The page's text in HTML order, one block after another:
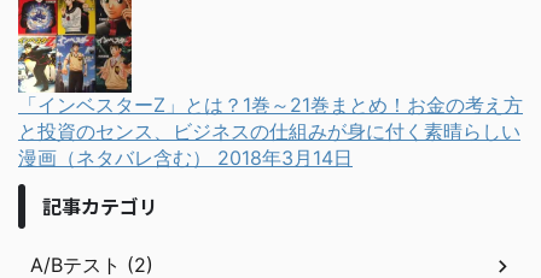
「インベスターZ」とは？1巻～21巻まとめ！お金の考え方
と投資のセンス、ビジネスの仕組みが身に付く素晴らしい
漫画（ネタバレ含む） 2018年3月14日
記事カテゴリ
A/Bテスト (2)